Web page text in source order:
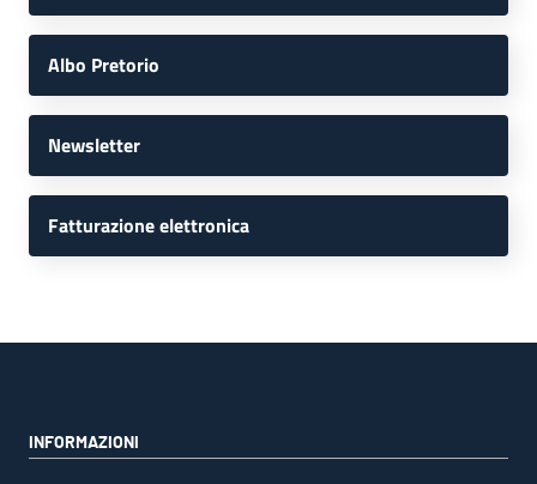
Albo Pretorio
Newsletter
Fatturazione elettronica
INFORMAZIONI